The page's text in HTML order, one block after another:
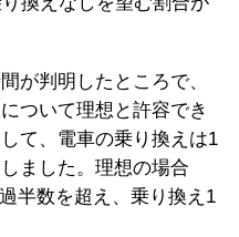
が判明したところで、
ついて理想と許容でき
て、電車の乗り換えは1
ました。理想の場合
半数を超え、乗り換え1